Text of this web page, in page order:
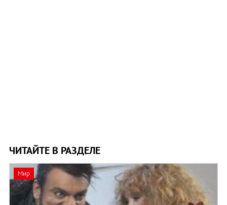
ЧИТАЙТЕ В РАЗДЕЛЕ
Мир